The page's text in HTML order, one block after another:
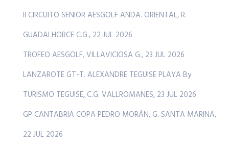
II CIRCUITO SENIOR AESGOLF ANDA. ORIENTAL, R.
GUADALHORCE C.G., 22 JUL 2026
TROFEO AESGOLF, VILLAVICIOSA G., 23 JUL 2026
LANZAROTE GT-T. ALEXANDRE TEGUISE PLAYA By
TURISMO TEGUISE, C.G. VALLROMANES, 23 JUL 2026
GP CANTABRIA COPA PEDRO MORÁN, G. SANTA MARINA,
22 JUL 2026